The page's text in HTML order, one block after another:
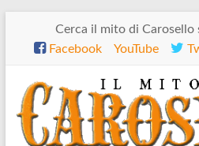
contenuto
Cerca il mito di
Facebook
YouTube